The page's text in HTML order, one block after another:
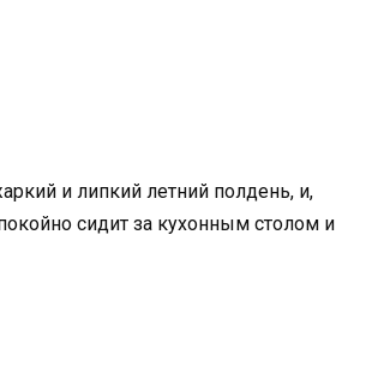
и липкий летний полдень, и,
сидит за кухонным столом и